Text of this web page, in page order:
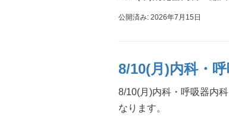
公開済み: 2026年7月15日
8/10(月)内科・
8/10(月)内科・呼吸器内
なります。